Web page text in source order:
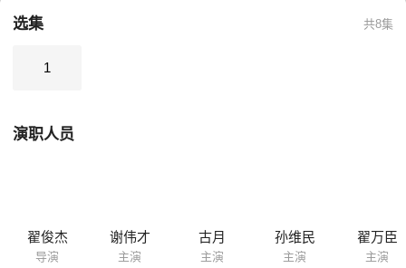
党我军老一辈无产阶级革命家、军事家的风采和情操。同时还将两个最司
选集 共8集
1
演职人员
翟俊杰
导演
谢伟才
主演
古月
主演
孙维民
主演
翟万臣
主演